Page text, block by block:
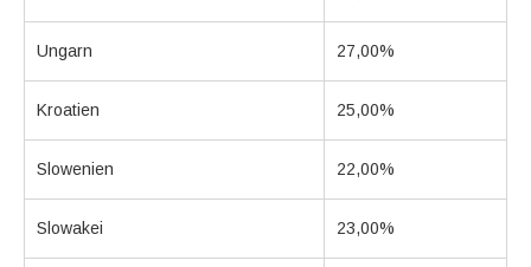
Ungarn 27,00%
Kroatien 25,00%
Slowenien 22,00%
Slowakei 23,00%